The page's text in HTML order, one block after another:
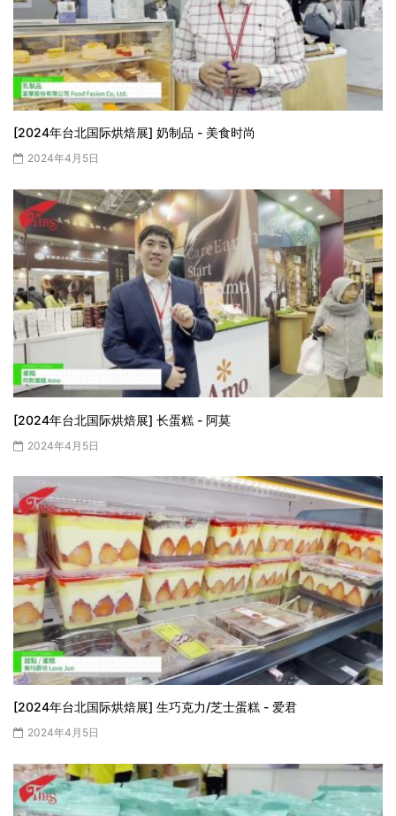
[2024年台北国际烘焙展] 奶制品 - 美食时尚
2024年4月5日
[2024年台北国际烘焙展] 长蛋糕 - 阿莫
2024年4月5日
[2024年台北国际烘焙展] 生巧克力/芝士蛋糕 - 爱君
2024年4月5日